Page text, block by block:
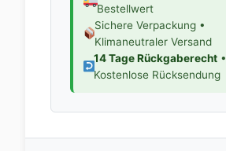
Bestellwert
Sichere Verpackung •
Klimaneutraler Versand
14 Tage Rückgaberecht•
Kostenlose Rücksendung